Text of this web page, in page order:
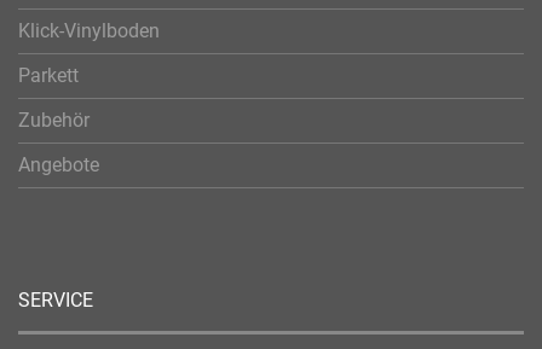
Klick-Vinylboden
Parkett
Zubehör
Angebote
SERVICE